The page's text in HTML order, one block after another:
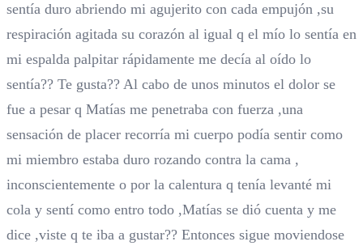
sentía duro abriendo mi agujerito con cada empujón ,su
respiración agitada su corazón al igual q el mío lo sentía en
mi espalda palpitar rápidamente me decía al oído lo
sentía?? Te gusta?? Al cabo de unos minutos el dolor se
fue a pesar q Matías me penetraba con fuerza ,una
sensación de placer recorría mi cuerpo podía sentir como
mi miembro estaba duro rozando contra la cama ,
inconscientemente o por la calentura q tenía levanté mi
cola y sentí como entro todo ,Matías se dió cuenta y me
dice ,viste q te iba a gustar?? Entonces sigue moviendose